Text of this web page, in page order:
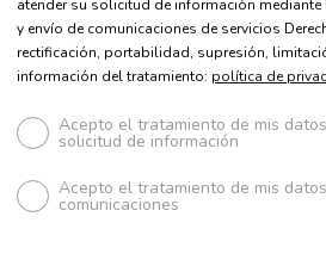
atender su solicitud de información
y envío de comunicaciones de servicios
rectificación, portabilidad, supresión,
información del tratamiento: política de
Acepto el tratamiento de mis
solicitud de información
Acepto el tratamiento de mis
comunicaciones